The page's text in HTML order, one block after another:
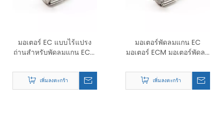
มอเตอร์ EC แบบไร้แปรง
ถ่านสำหรับพัดลมแกน ECM
BLDC
เพิ่มลงตะกร้า
มอเตอร์พัดลมแกน EC
มอเตอร์ ECM มอเตอร์พัดลม
เพิ่มลงตะกร้า